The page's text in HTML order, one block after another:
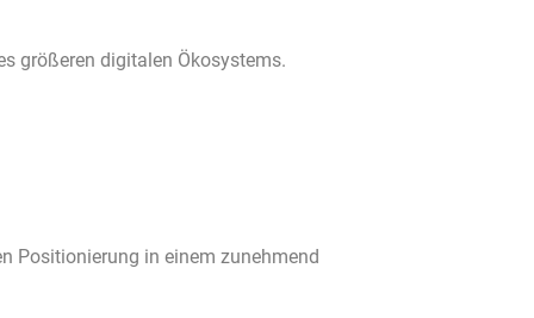
größeren digitalen Ökosystems.
Positionierung in einem zunehmend